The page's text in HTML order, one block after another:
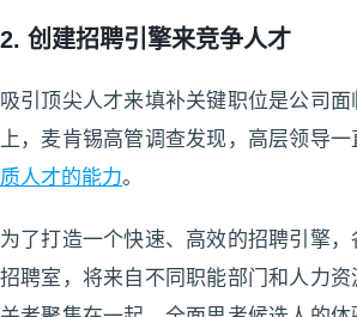
2. 创建招聘引擎来竞争人才
吸引顶尖人才来填补关键职位是公司
上，麦肯锡高管调查发现，高层领导一
质人才的能力。
为了打造一个快速、高效的招聘引擎
招聘室，将来自不同职能部门和人力